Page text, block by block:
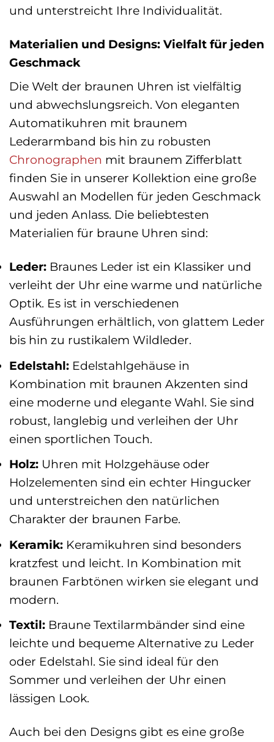
und unterstreicht Ihre Individualität.
Materialien und Designs: Vielfalt für jeden
Geschmack
Die Welt der braunen Uhren ist vielfältig
und abwechslungsreich. Von eleganten
Automatikuhren mit braunem
Lederarmband bis hin zu robusten
Chronographen mit braunem Zifferblatt
finden Sie in unserer Kollektion eine große
Auswahl an Modellen für jeden Geschmack
und jeden Anlass. Die beliebtesten
Materialien für braune Uhren sind:
Leder: Braunes Leder ist ein Klassiker und
verleiht der Uhr eine warme und natürliche
Optik. Es ist in verschiedenen
Ausführungen erhältlich, von glattem Leder
bis hin zu rustikalem Wildleder.
Edelstahl: Edelstahlgehäuse in
Kombination mit braunen Akzenten sind
eine moderne und elegante Wahl. Sie sind
robust, langlebig und verleihen der Uhr
einen sportlichen Touch.
Holz: Uhren mit Holzgehäuse oder
Holzelementen sind ein echter Hingucker
und unterstreichen den natürlichen
Charakter der braunen Farbe.
Keramik: Keramikuhren sind besonders
kratzfest und leicht. In Kombination mit
braunen Farbtönen wirken sie elegant und
modern.
Textil: Braune Textilarmbänder sind eine
leichte und bequeme Alternative zu Leder
oder Edelstahl. Sie sind ideal für den
Sommer und verleihen der Uhr einen
lässigen Look.
Auch bei den Designs gibt es eine große